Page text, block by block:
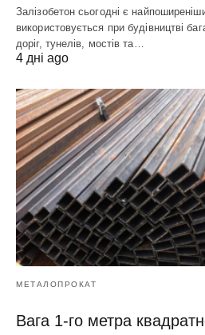
Залізобетон сьогодні є
використовується при будівництві
доріг, тунелів, мостів та…
4 дні ago
МЕТАЛОПРОКАТ
Вага 1-го метра